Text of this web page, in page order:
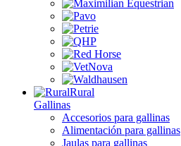
Rural
Gallinas
Accesorios para gallinas
Alimentación para gallinas
Jaulas para gallinas